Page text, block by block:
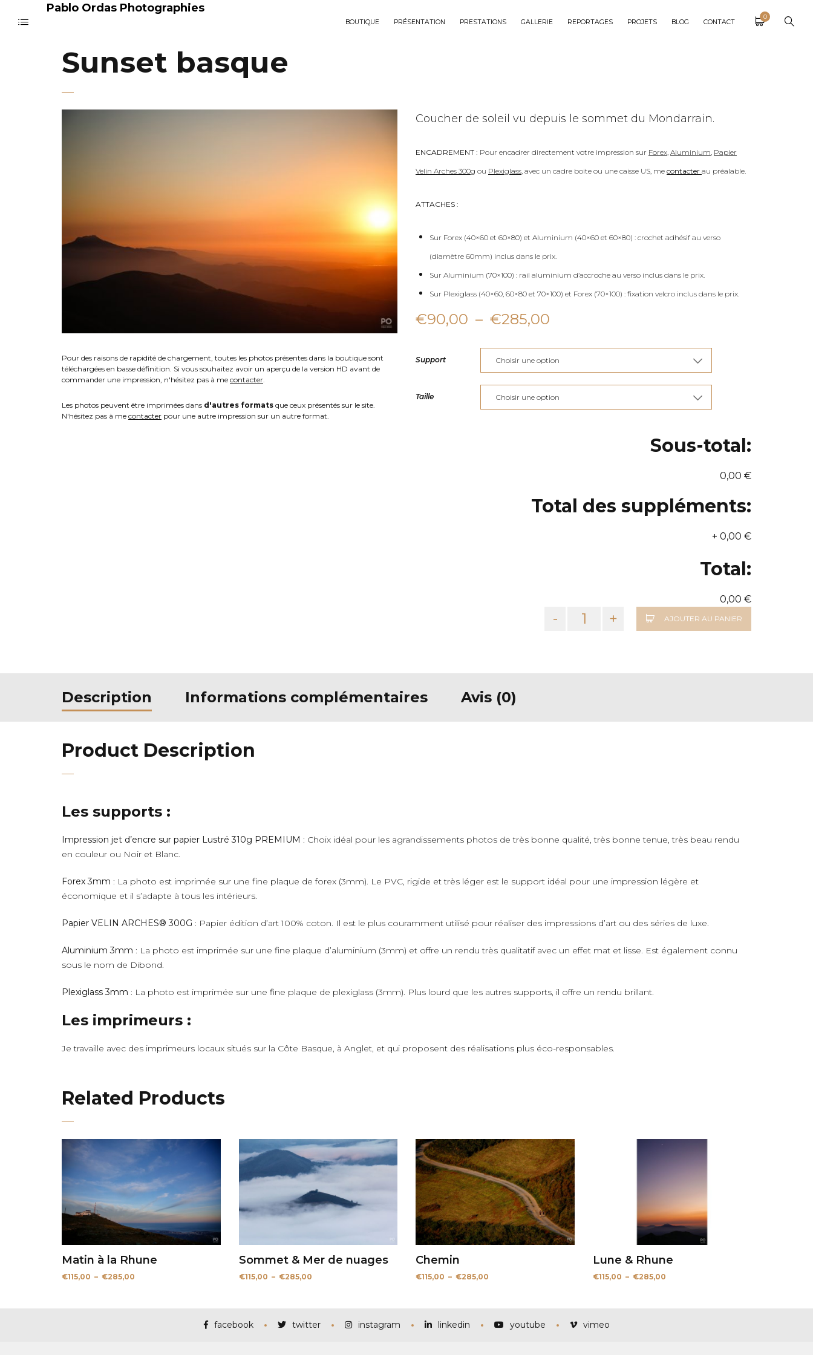
Pablo Ordas Photographies
BOUTIQUE PRÉSENTATION PRESTATIONS GALLERIE REPORTAGES PROJETS BLOG CONTACT
0
Sunset basque
Pour des raisons de rapidité de chargement, toutes les photos présentes dans la boutique sont
téléchargées en basse définition. Si vous souhaitez avoir un aperçu de la version HD avant de
commander une impression, n'hésitez pas à me contacter.
Les photos peuvent être imprimées dans d'autres formats que ceux présentés sur le site.
N'hésitez pas à me contacter pour une autre impression sur un autre format.
Coucher de soleil vu depuis le sommet du Mondarrain.
ENCADREMENT : Pour encadrer directement votre impression sur Forex, Aluminium, Papier
Velin Arches 300g ou Plexiglass, avec un cadre boite ou une caisse US, me contacter au préalable.
ATTACHES :
Sur Forex (40×60 et 60×80) et Aluminium (40×60 et 60×80) : crochet adhésif au verso
(diamètre 60mm) inclus dans le prix.
Sur Aluminium (70×100) : rail aluminium d’accroche au verso inclus dans le prix.
Sur Plexiglass (40×60, 60×80 et 70×100) et Forex (70×100) : fixation velcro inclus dans le prix.
€90,00 – €285,00
prix :
€90,00
à
Support
Taille
Sous-total:
0,00 €
Total des suppléments:
+ 0,00 €
Total:
0,00 €
- + AJOUTER AU PANIER
Description Informations complémentaires Avis (0)
Product Description
Les supports :
Impression jet d’encre sur papier Lustré 310g PREMIUM : Choix idéal pour les agrandissements photos de très bonne qualité, très bonne tenue, très beau rendu
en couleur ou Noir et Blanc.
Forex 3mm : La photo est imprimée sur une fine plaque de forex (3mm). Le PVC, rigide et très léger est le support idéal pour une impression légère et
économique et il s’adapte à tous les intérieurs.
Papier VELIN ARCHES® 300G : Papier édition d’art 100% coton. Il est le plus couramment utilisé pour réaliser des impressions d’art ou des séries de luxe.
Aluminium 3mm : La photo est imprimée sur une fine plaque d’aluminium (3mm) et offre un rendu très qualitatif avec un effet mat et lisse. Est également connu
sous le nom de Dibond.
Plexiglass 3mm : La photo est imprimée sur une fine plaque de plexiglass (3mm). Plus lourd que les autres supports, il offre un rendu brillant.
Les imprimeurs :
Je travaille avec des imprimeurs locaux situés sur la Côte Basque, à Anglet, et qui proposent des réalisations plus éco-responsables.
Related Products
Matin à la Rhune
€115,00 – €285,00
Sommet & Mer de nuages
€115,00 – €285,00Plage
€285,00
Chemin
€115,00 – €285,00
€285,00
Lune & Rhune
€115,00 – €285,00Plage
facebook twitter instagram linkedin youtube vimeo